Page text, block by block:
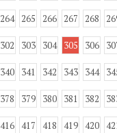
264 265 266 267 268
302 303 304 305 306
340 341 342 343 344
378 379 380 381 382
416 417 418 419 420